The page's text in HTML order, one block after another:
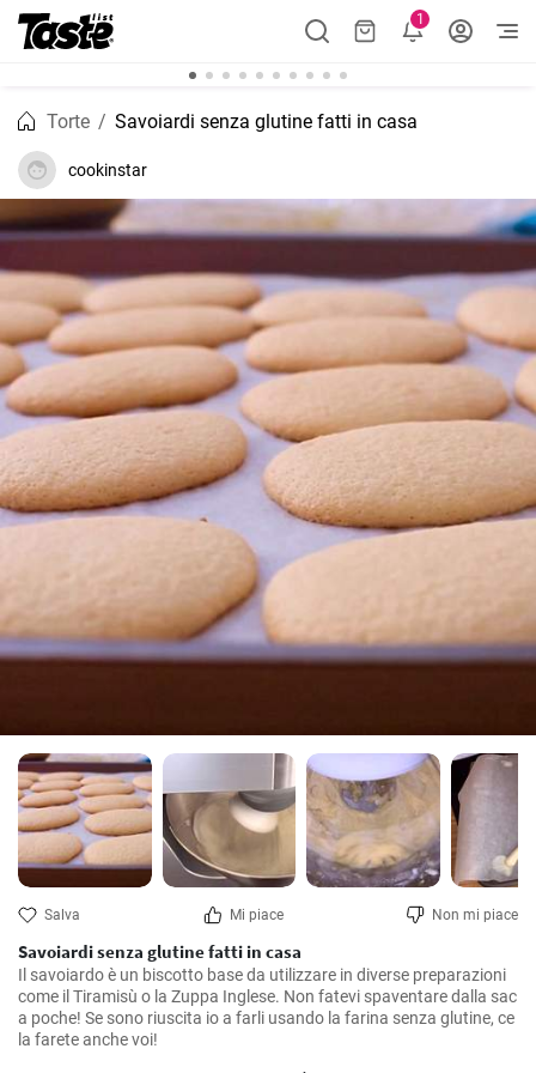
1
Torte Savoiardi senza glutine fatti in casa
cookinstar
Salva Mi piace Non mi piace
Savoiardi senza glutine fatti in casa
Il savoiardo è un biscotto base da utilizzare in diverse preparazioni
come il Tiramisù o la Zuppa Inglese. Non fatevi spaventare dalla sac
a poche! Se sono riuscita io a farli usando la farina senza glutine, ce
la farete anche voi!